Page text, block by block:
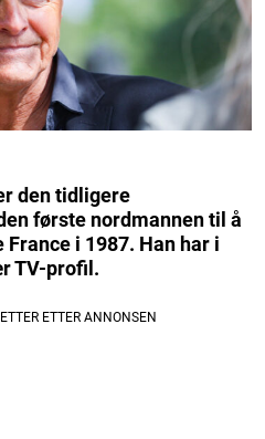
den tidligere
første nordmannen til å
France i 1987. Han har i
TV-profil.